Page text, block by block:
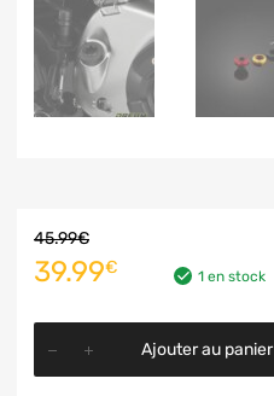
45.99€
39.99€ 1 en stock
Ajouter au panier